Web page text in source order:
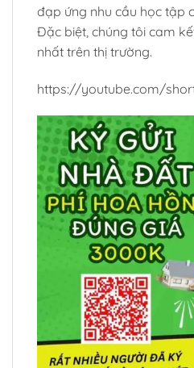
đạp ứng nhu cầu học tập
Đặc biệt, chúng tôi cam
nhất trên thị trường.
https://youtube.com/